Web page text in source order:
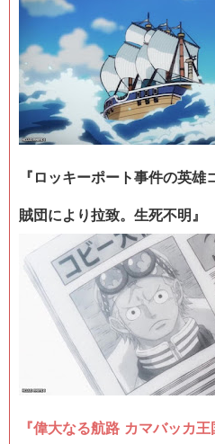
『ロッキーポート事件の英
賊団により拉致。生死不明』
『偉大なる航路 カマバッカ王